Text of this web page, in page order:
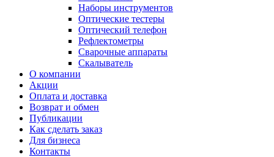
Наборы инструментов
Оптические тестеры
Оптический телефон
Рефлектометры
Сварочные аппараты
Скалыватель
О компании
Акции
Оплата и доставка
Возврат и обмен
Публикации
Как сделать заказ
Для бизнеса
Контакты